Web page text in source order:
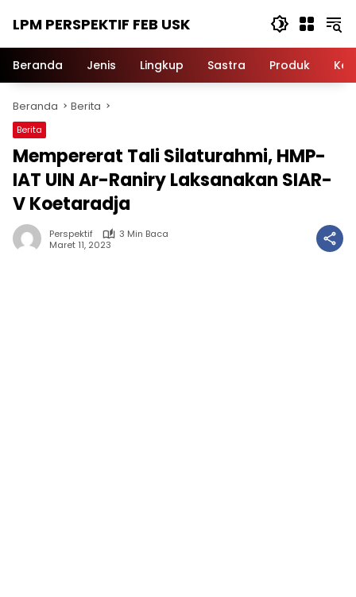
LPM PERSPEKTIF FEB USK
Beranda Jenis Lingkup Sastra Produk
Beranda Berita
Berita
Mempererat Tali Silaturahmi, HMP-
IAT UIN Ar-Raniry Laksanakan SIAR-
V Koetaradja
Perspektif
3 Min Baca
Maret 11, 2023